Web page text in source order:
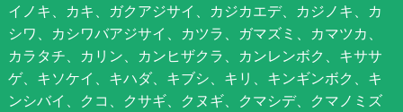
イノキ、カキ、ガクアジサイ、カジカエデ、カジノキ、カ
シワ、カシワバアジサイ、カツラ、ガマズミ、カマツカ、
カラタチ、カリン、カンヒザクラ、カンレンボク、キササ
ゲ、キソケイ、キハダ、キブシ、キリ、キンギンボク、キ
ンシバイ、クコ、クサギ、クヌギ、クマシデ、クマノミズ